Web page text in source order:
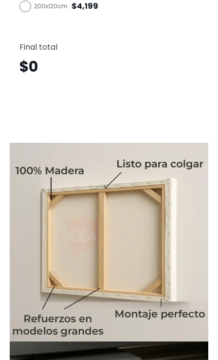
200x120cm $4,199
Final total
$0